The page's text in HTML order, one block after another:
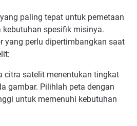
paling tepat untuk pemetaan
spesifik misinya.
yang perlu dipertimbangkan saat
citra satelit menentukan tingkat
gambar. Pilihlah peta dengan
untuk memenuhi kebutuhan